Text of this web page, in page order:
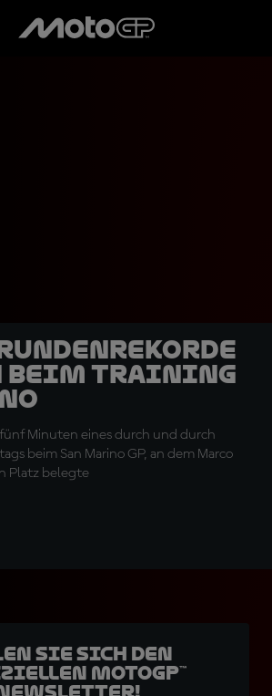
Rundenrekorde
beim Training
Minuten eines durch und durch
beim San Marino GP, an dem Marco
Platz belegte
Sie sich den
MotoGP™